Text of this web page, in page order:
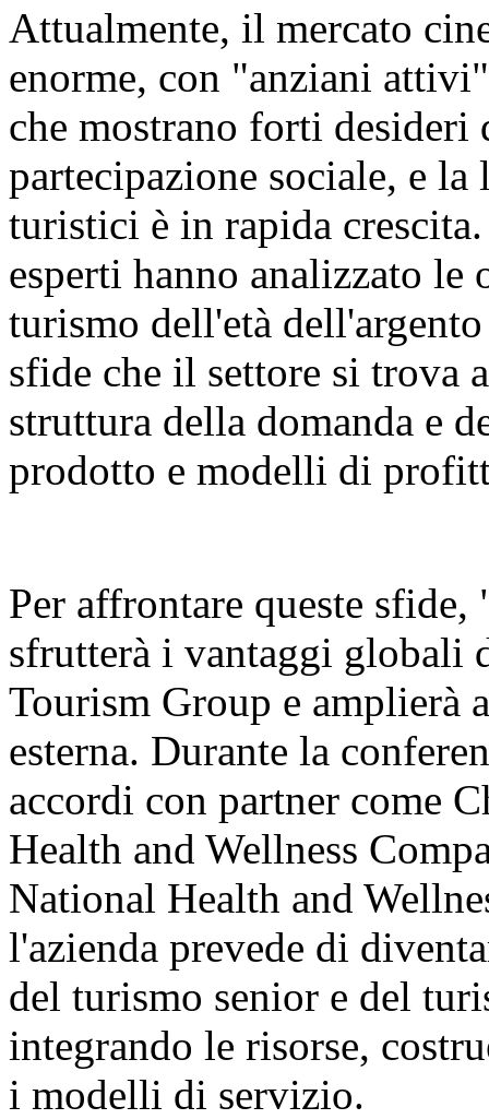
Attualmente, il mercato
enorme, con "anziani
che mostrano forti desideri
partecipazione sociale, e
turistici è in rapida
esperti hanno analizzato
turismo dell'età
sfide che il settore si trova
struttura della domanda e
prodotto e modelli di
Per affrontare queste
sfrutterà i vantaggi globali
Tourism Group e amplierà
esterna. Durante la
accordi con partner come
Health and Wellness
National Health and
l'azienda prevede di
del turismo senior e del
integrando le risorse,
i modelli di servizio.